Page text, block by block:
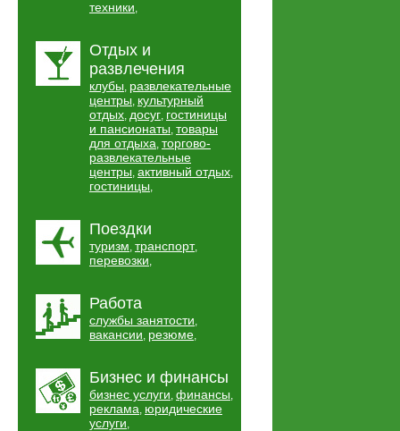
техники,
Отдых и
развлечения
клубы, развлекательные
центры, культурный
отдых, досуг, гостиницы
и пансионаты, товары
для отдыха, торгово-
развлекательные
центры, активный отдых,
гостиницы,
Поездки
туризм, транспорт,
перевозки,
Работа
службы занятости,
вакансии, резюме,
Бизнес и финансы
бизнес услуги, финансы,
реклама, юридические
услуги,